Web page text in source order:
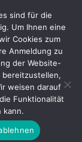
REGINA
sind für die
Um Ihnen eine
Cookies zum
Anmeldung zu
der Website-
bereitzustellen,
weisen darauf
Funktionalität
kann.